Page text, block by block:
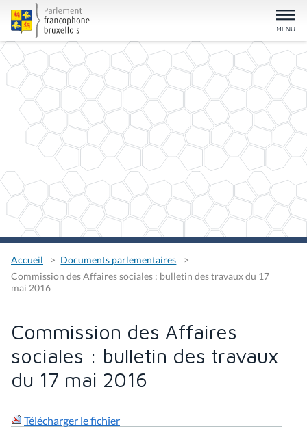
Accueil
Documents parlementaires
Commission des Affaires sociales : bulletin des travaux du 17
mai 2016
Commission des Affaires
sociales : bulletin des travaux
du 17 mai 2016
Télécharger le fichier